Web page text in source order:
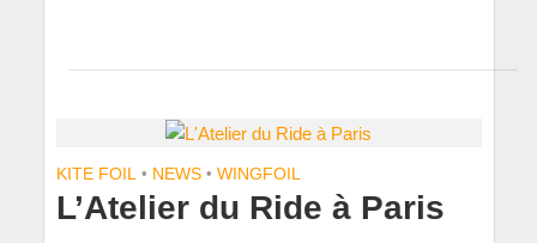
KITE FOIL • NEWS • WINGFOIL
L’Atelier du Ride à Paris